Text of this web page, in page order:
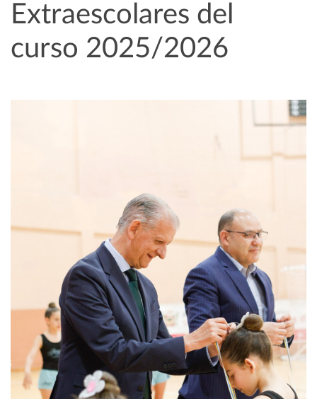
Extraescolares del
curso 2025/2026